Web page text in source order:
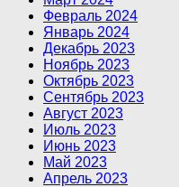
Февраль 2024
Январь 2024
Декабрь 2023
Ноябрь 2023
Октябрь 2023
Сентябрь 2023
Август 2023
Июль 2023
Июнь 2023
Май 2023
Апрель 2023